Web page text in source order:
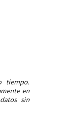
tiempo.
en
sin